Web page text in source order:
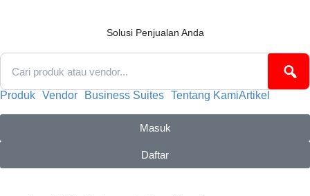
Solusi Penjualan Anda
Produk Vendor Business Suites Tentang KamiArtikel
Masuk
Daftar